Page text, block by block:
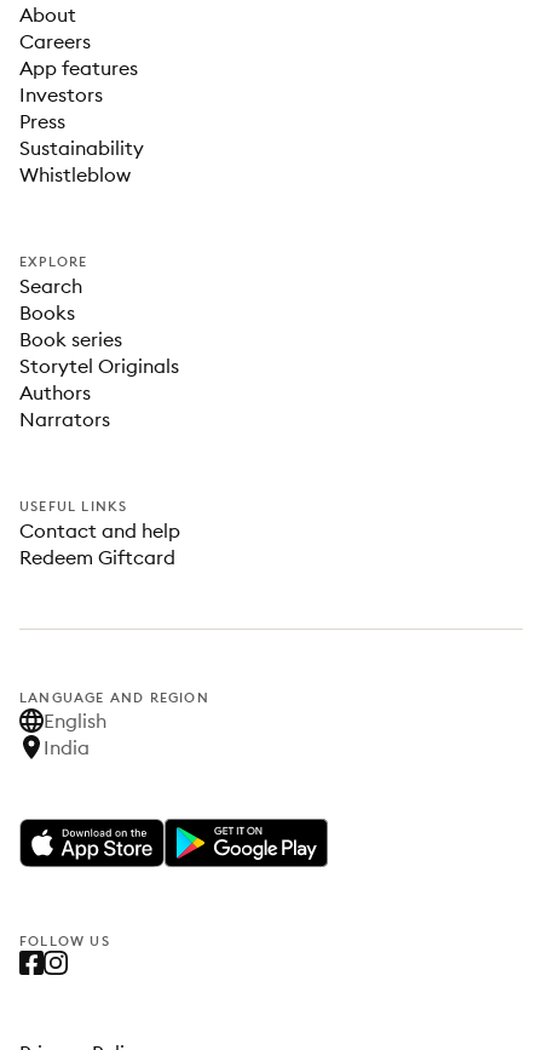
About
Careers
App features
Investors
Press
Sustainability
Whistleblow
EXPLORE
Search
Books
Book series
Storytel Originals
Authors
Narrators
USEFUL LINKS
Contact and help
Redeem Giftcard
LANGUAGE AND REGION
English
India
FOLLOW US